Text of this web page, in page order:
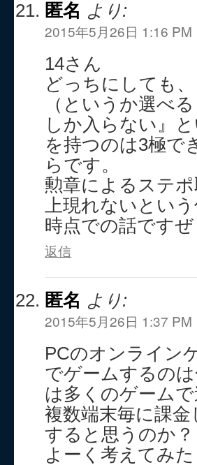
匿名 より:
2015年5月26日 1:16 PM
14さん
どっちにしても
（というか選べ
しか入らない』
を持つのは3極で
らです。
勲章によるステ
上現れないとい
時点での話ですぜ
返信
匿名 より:
2015年5月26日 1:37 PM
PCのオンライン
でゲームするの
は多くのゲームで
複数端末毎に課
すると思うのか？
よーく考えてみ